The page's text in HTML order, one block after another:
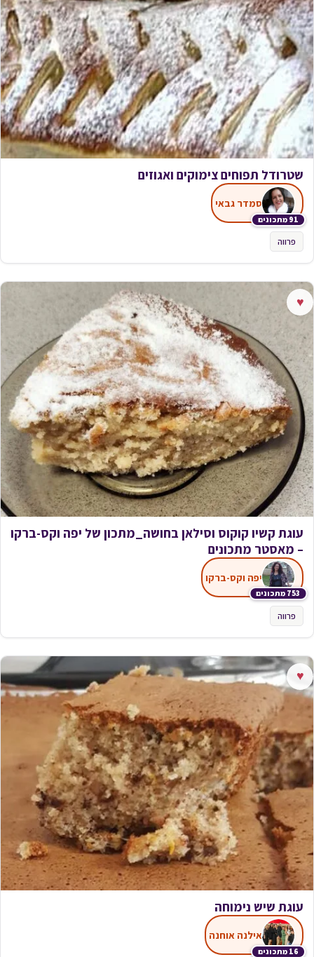
שטרודל תפוחים צימוקים ואגוזים
91 מתכונים
סמדר גבאי
פרווה
♥
עוגת קשיו קוקוס וסילאן בחושה_מתכון של יפה וקס-ברקו
– מאסטר מתכונים
753 מתכונים
יפה וקס-ברקו
פרווה
♥
עוגת שיש נימוחה
16 מתכונים
אילנה אוחנה